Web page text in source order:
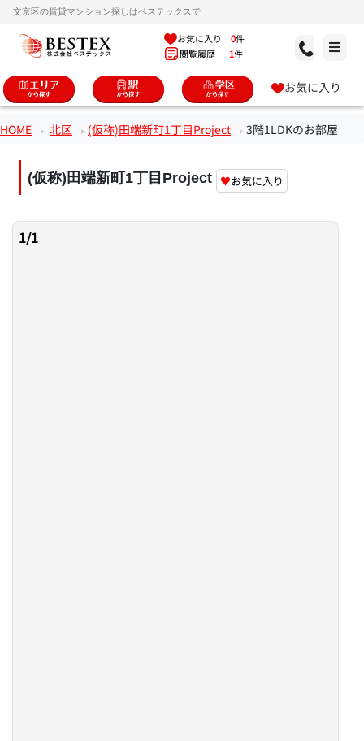
文京区の賃貸マンション探しはベステックスで
お気に入り 0件
閲覧履歴 1件
お気に入り
HOME 北区 (仮称)田端新町1丁目Project 3階1LDKのお部屋
(仮称)田端新町1丁目Project ♥お気に入り
1/1